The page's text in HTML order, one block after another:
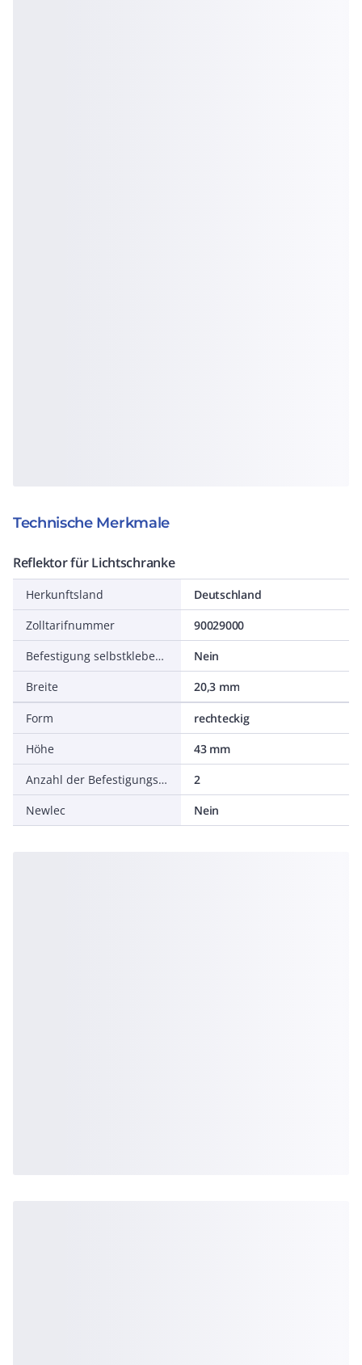
Technische Merkmale
Reflektor für Lichtschranke
Herkunftsland
Deutschland
Zolltarifnummer
90029000
Befestigung selbstklebend
Nein
Breite
20,3 mm
Form
rechteckig
Höhe
43 mm
Anzahl der Befestigungslöcher
2
Newlec
Nein